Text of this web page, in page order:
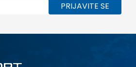
PRIJAVITE SE